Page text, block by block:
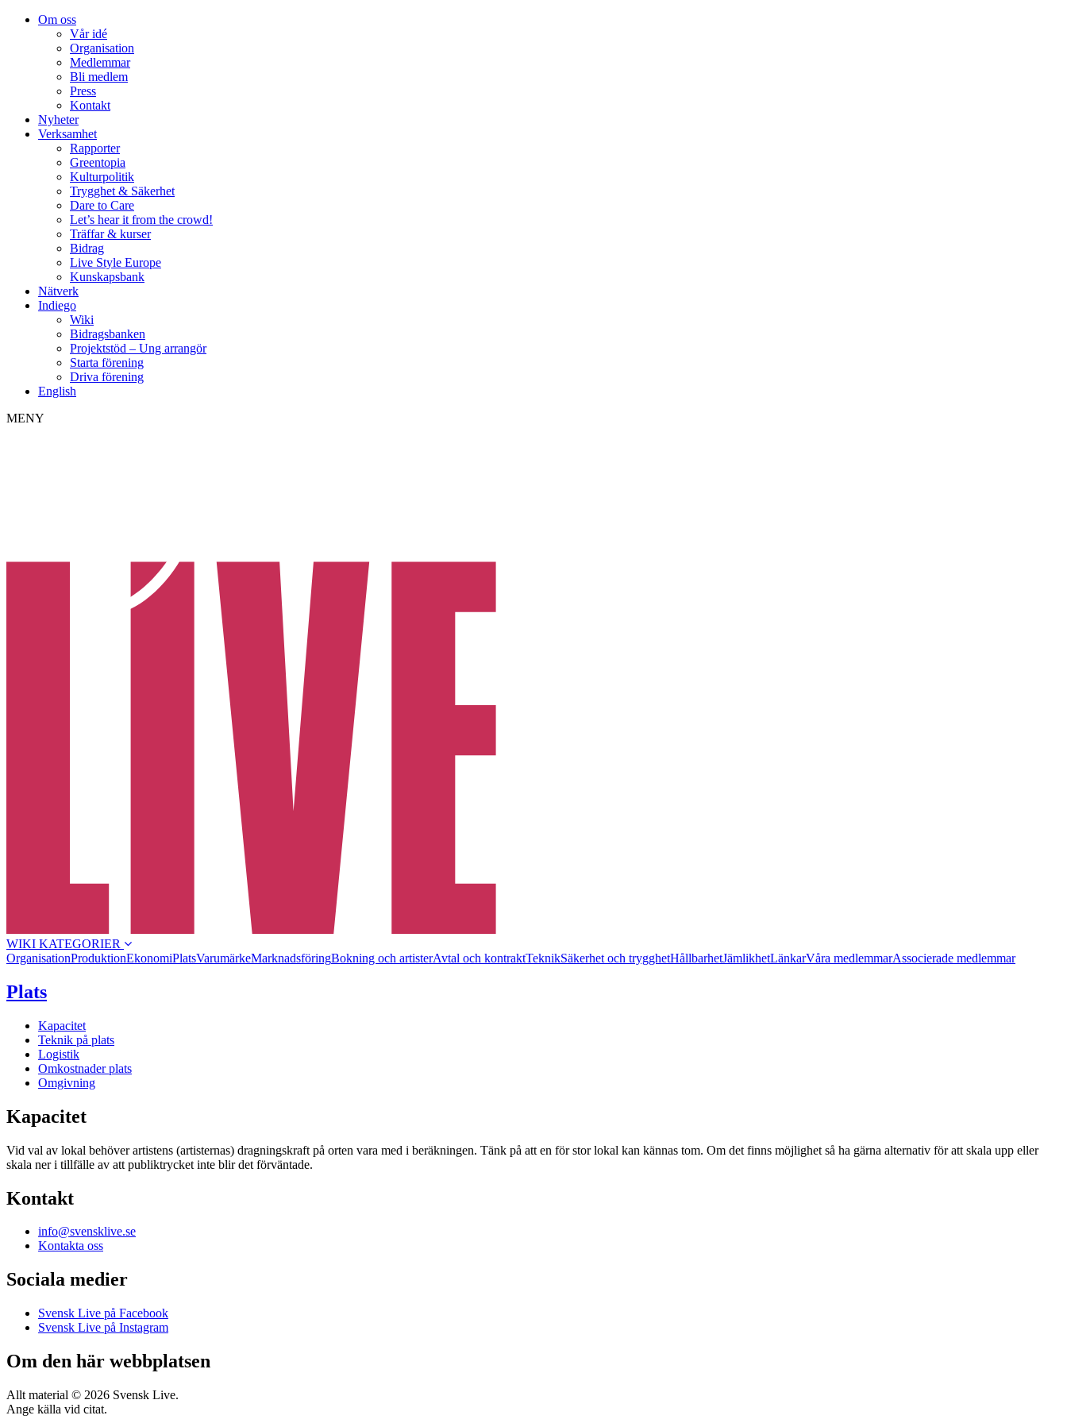
Om oss
Vår idé
Organisation
Medlemmar
Bli medlem
Press
Kontakt
Nyheter
Verksamhet
Rapporter
Greentopia
Kulturpolitik
Trygghet & Säkerhet
Dare to Care
Let’s hear it from the crowd!
Träffar & kurser
Bidrag
Live Style Europe
Kunskapsbank
Nätverk
Indiego
Wiki
Bidragsbanken
Projektstöd – Ung arrangör
Starta förening
Driva förening
English
MENY
WIKI KATEGORIER
OrganisationProduktionEkonomiPlatsVarumärkeMarknadsföringBokning och artisterAvtal och kontraktTeknikSäkerhet och trygghetHållbarhetJämlikhetLänkarVåra medlemmarAssocierade medlemmar
Plats
Kapacitet
Teknik på plats
Logistik
Omkostnader plats
Omgivning
Kapacitet
Vid val av lokal behöver artistens (artisternas) dragningskraft på orten vara med i beräkningen. Tänk på att en för stor lokal kan kännas tom. Om det finns möjlighet så ha gärna alternativ för att skala upp eller
skala ner i tillfälle av att publiktrycket inte blir det förväntade.
Kontakt
info@svensklive.se
Kontakta oss
Sociala medier
Svensk Live på Facebook
Svensk Live på Instagram
Om den här webbplatsen
Allt material © 2026 Svensk Live.
Ange källa vid citat.